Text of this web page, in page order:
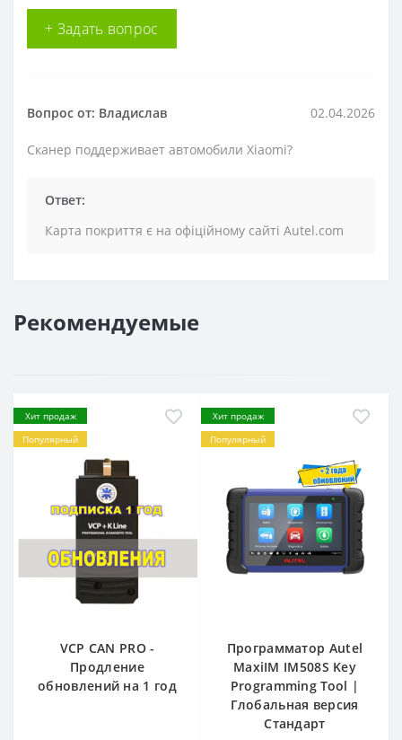
+ Задать вопрос
Вопрос от: Владислав 02.04.2026
Сканер поддерживает автомобили Xiaomi?
Ответ:
Карта покриття є на офіційному сайті Autel.com
Рекомендуемые
Хит продаж
Популярный
VCP CAN PRO -
Продление
обновлений на 1 год
Хит продаж
Популярный
Программатор Autel
MaxiIM IM508S Key
Programming Tool |
Глобальная версия
Стандарт